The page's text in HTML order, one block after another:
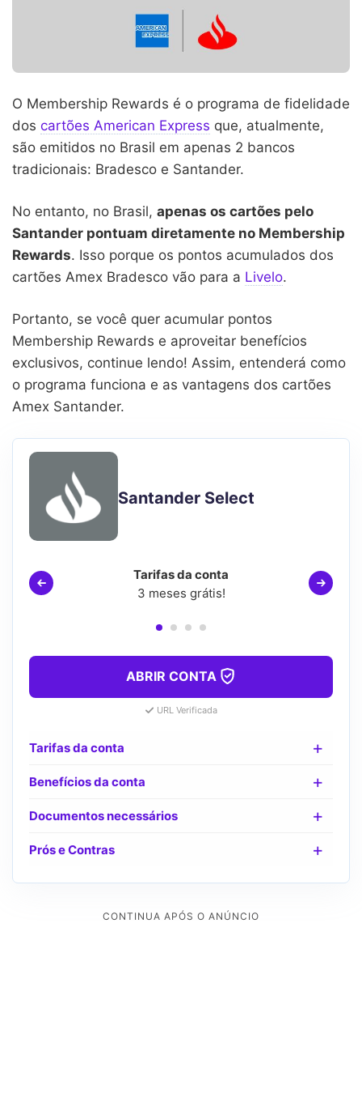
O Membership Rewards é o programa de fidelidade
dos cartões American Express que, atualmente,
são emitidos no Brasil em apenas 2 bancos
tradicionais: Bradesco e Santander.
No entanto, no Brasil, apenas os cartões pelo
Santander pontuam diretamente no Membership
Rewards. Isso porque os pontos acumulados dos
cartões Amex Bradesco vão para a Livelo.
Portanto, se você quer acumular pontos
Membership Rewards e aproveitar benefícios
exclusivos, continue lendo! Assim, entenderá como
o programa funciona e as vantagens dos cartões
Amex Santander.
Santander Select
Tarifas da conta
3 meses grátis!
ABRIR CONTA
URL Verificada
Tarifas da conta
Benefícios da conta
Documentos necessários
Prós e Contras